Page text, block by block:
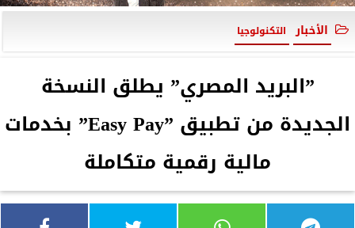
الأخبار التكنولوجيا
”البريد المصري” يطلق النسخة
الجديدة من تطبيق ”Easy Pay” بخدمات
مالية رقمية متكاملة